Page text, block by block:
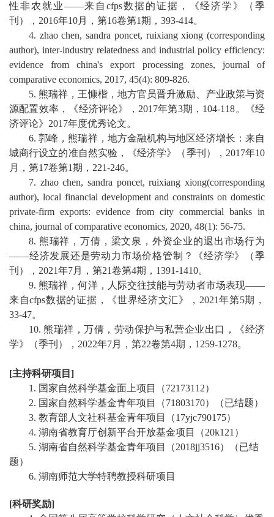
性非农就业——来自cfps数据的证据，《经济学》（季
刊）， 2016年10月，第16卷第1期， 393-414。
4. zhao chen, sandra poncet, ruixiang xiong (corresponding
author), inter-industry relatedness and industrial policy efficiency:
evidence from china's export processing zones, journal of
comparative economics, 2017, 45(4): 809-826.
5. 熊瑞祥，王慷楷，地方官员晋升激励、产业政策与资
源配置效率，《经济评论》， 2017年第3期， 104-118。《经
济评论》 2017年度优秀论文。
6. 郭峰，熊瑞祥，地方金融机构与地区经济增长：来自
城商行设立的准自然实验，《经济学》（季刊）， 2017年10
月，第17卷第1期， 221-246。
7. zhao chen, sandra poncet, ruixiang xiong(corresponding
author), local financial development and constraints on domestic
private-firm exports: evidence from city commercial banks in
china, journal of comparative economics, 2020, 48(1): 56-75.
8. 熊瑞祥，万倩，梁文泉，外资企业的退出市场行为
——经济发展还是劳动力市场价格管制？《经济学》（季
刊）， 2021年7月，第21卷第4期， 1391-1410。
9. 熊瑞祥，何洋，人际交往技能与劳动者市场表现——
来自cfps数据的证据，《世界经济文汇》， 2021年第5期，
33-47。
10. 熊瑞祥，万倩，劳动保护与私营企业出口，《经济
学》（季刊）， 2022年7月，第22卷第4期， 1 259-1278。
[主持科研项目 ]
1. 国家自然科学基金面上项目（72173112）
2. 国家自然科学基金青年项目 （71803170）
（已结题）
3. 教育部人文社科基金青年项目（17yjc790175）
4. 湖南省教育厅创新平台开放基金项目（20k121 ）
5. 湖南省自然科学基金青年项目（2018jj3516）
（已结
题）
6. 湖南师范大学特聘教授科研项目
[科研奖励]